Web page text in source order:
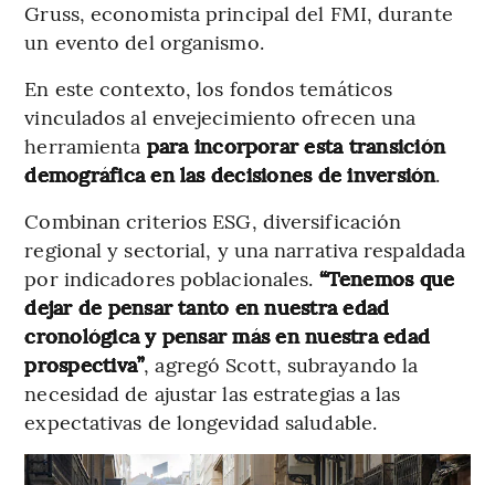
Gruss, economista principal del FMI, durante
un evento del organismo.
En este contexto, los fondos temáticos
vinculados al envejecimiento ofrecen una
herramienta para incorporar esta transición
demográfica en las decisiones de inversión.
Combinan criterios ESG, diversificación
regional y sectorial, y una narrativa respaldada
por indicadores poblacionales. “Tenemos que
dejar de pensar tanto en nuestra edad
cronológica y pensar más en nuestra edad
prospectiva”, agregó Scott, subrayando la
necesidad de ajustar las estrategias a las
expectativas de longevidad saludable.